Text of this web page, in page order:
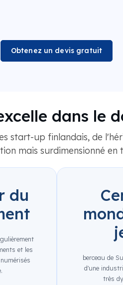
Obtenez un devis gratuit
dans le
start-up finlandais, de
mais surdimensionné
du
et les
berceau de
d'une
très